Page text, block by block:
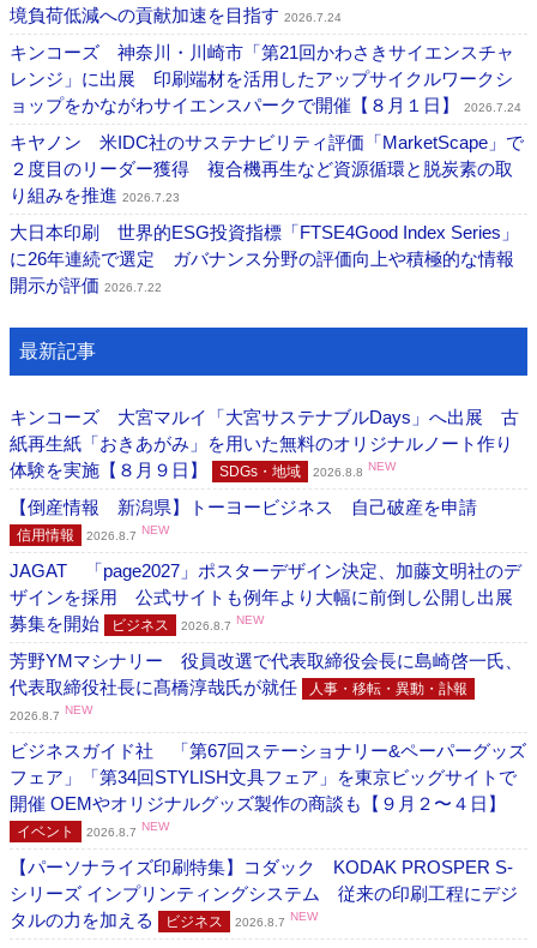
境負荷低減への貢献加速を目指す 2026.7.24
キンコーズ 神奈川・川崎市「第21回かわさきサイエンスチャ
レンジ」に出展 印刷端材を活用したアップサイクルワークシ
ョップをかながわサイエンスパークで開催【８月１日】
2026.7.24
キヤノン 米IDC社のサステナビリティ評価「MarketScape」で
２度目のリーダー獲得 複合機再生など資源循環と脱炭素の取
り組みを推進 2026.7.23
大日本印刷 世界的ESG投資指標「FTSE4Good Index Series」
に26年連続で選定 ガバナンス分野の評価向上や積極的な情報
開示が評価 2026.7.22
最新記事
キンコーズ 大宮マルイ「大宮サステナブルDays」へ出展 古
紙再生紙「おきあがみ」を用いた無料のオリジナルノート作り
体験を実施【８月９日】
SDGs・地域 2026.8.8 NEW
【倒産情報 新潟県】トーヨービジネス 自己破産を申請
信用情報 2026.8.7 NEW
JAGAT 「page2027」ポスターデザイン決定、加藤文明社のデ
ザインを採用 公式サイトも例年より大幅に前倒し公開し出展
募集を開始
ビジネス 2026.8.7 NEW
芳野YMマシナリー 役員改選で代表取締役会長に島崎啓一氏、
代表取締役社長に髙橋淳哉氏が就任
人事・移転・異動・訃報
2026.8.7 NEW
ビジネスガイド社 「第67回ステーショナリー&ペーパーグッズ
フェア」「第34回STYLISH文具フェア」を東京ビッグサイトで
開催 OEMやオリジナルグッズ製作の商談も【９月２〜４日】
イベント 2026.8.7 NEW
【パーソナライズ印刷特集】コダック KODAK PROSPER S-
シリーズ インプリンティングシステム 従来の印刷工程にデジ
タルの力を加える
ビジネス 2026.8.7 NEW